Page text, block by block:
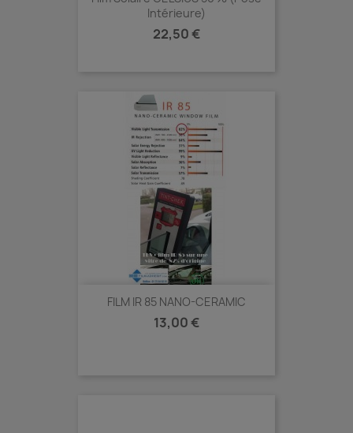
Intérieure)
Prix
22,50 €
FILM IR 85 NANO-CERAMIC
Prix
13,00 €